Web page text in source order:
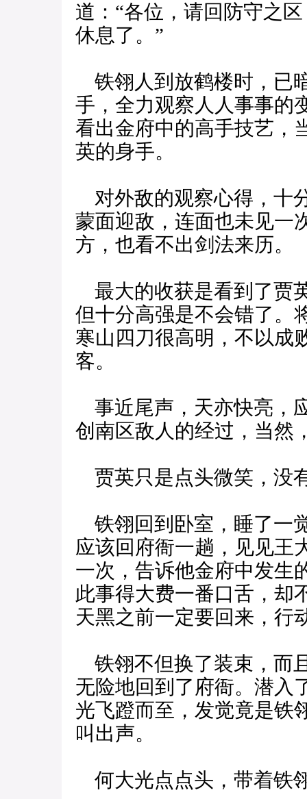
道：“各位，请回防守之
休息了。”
铁翎人到放鹤楼时，已
手，全力观察人人事事的
看出金府中的高手技艺，
英的身手。
对外敌的观察心得，十
蒙面迎敌，连面也未见一
方，也看不出剑法来历。
最大的收获是看到了贾
但十分高强是不会错了。
寒山四刀很高明，不以成
客。
事近尾声，天亦快亮，
创南区敌人的经过，当然
贾英只是点头微笑，没
铁翎回到卧室，睡了一
应该回府衙一趟，见见王
一次，告诉他金府中发生
此事得大费一番口舌，却
天黑之前一定要回来，行
铁翎不但换了装束，而
无险地回到了府衙。潜入
光飞蹬而至，发觉竟是铁
叫出声。
何大光点点头，带着铁